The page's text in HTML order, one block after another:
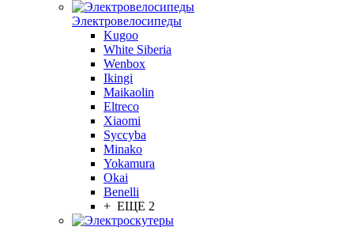
Электровелосипеды
Kugoo
White Siberia
Wenbox
Ikingi
Maikaolin
Eltreco
Xiaomi
Syccyba
Minako
Yokamura
Okai
Benelli
+ ЕЩЕ 2